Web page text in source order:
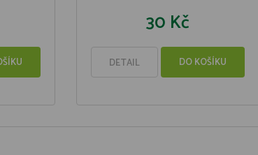
30 Kč
DETAIL DO KOŠÍKU